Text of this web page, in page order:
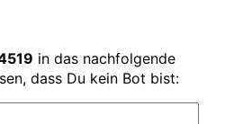
in das nachfolgende
dass Du kein Bot bist: